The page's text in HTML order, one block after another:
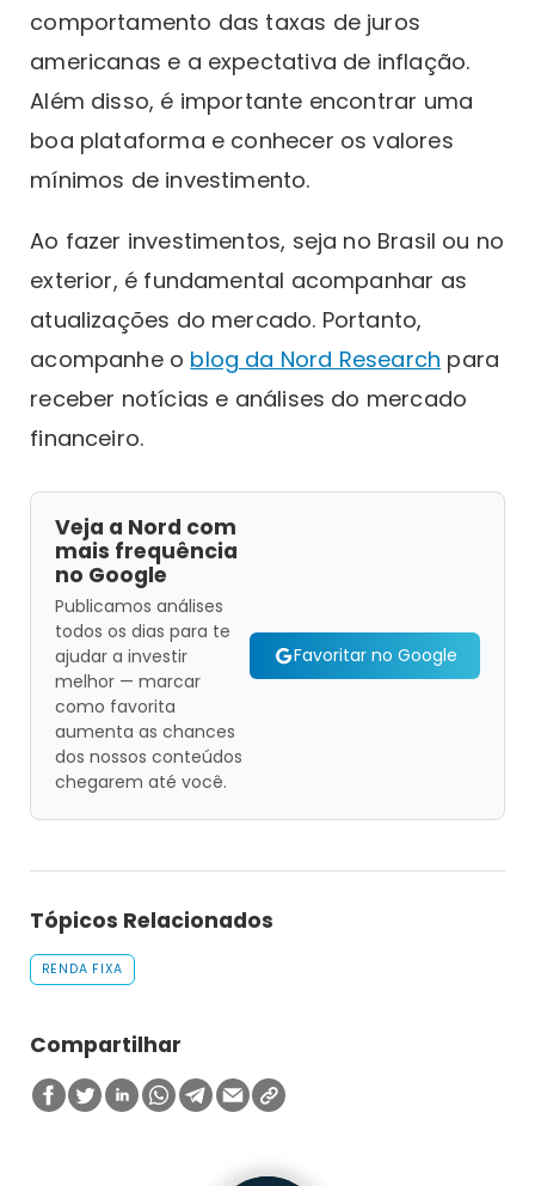
comportamento das taxas de juros
americanas e a expectativa de inflação.
Além disso, é importante encontrar uma
boa plataforma e conhecer os valores
mínimos de investimento.
Ao fazer investimentos, seja no Brasil ou no
exterior, é fundamental acompanhar as
atualizações do mercado. Portanto,
acompanhe o blog da Nord Research para
receber notícias e análises do mercado
financeiro.
Veja a Nord com
mais frequência
no Google
Publicamos análises
todos os dias para te
ajudar a investir
melhor — marcar
como favorita
aumenta as chances
dos nossos conteúdos
chegarem até você.
Favoritar no Google
Tópicos Relacionados
RENDA FIXA
Compartilhar